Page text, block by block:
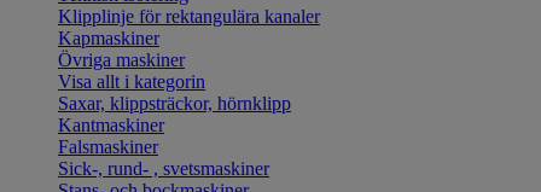
Klipplinje för rektangulära kanaler
Kapmaskiner
Övriga maskiner
Visa allt i kategorin
Saxar, klippsträckor, hörnklipp
Kantmaskiner
Falsmaskiner
Sick-, rund- , svetsmaskiner